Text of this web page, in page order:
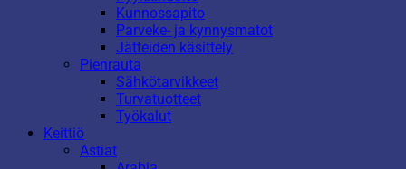
Kunnossapito
Parveke- ja kynnysmatot
Jätteiden käsittely
Pienrauta
Sähkötarvikkeet
Turvatuotteet
Työkalut
Keittiö
Astiat